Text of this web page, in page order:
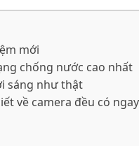
mới
chống nước cao nhất
sáng như thật
về camera đều có ngay